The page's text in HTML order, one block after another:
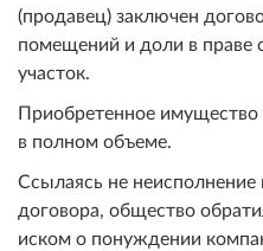
(продавец) заключен
помещений и доли в праве
участок.
Приобретенное
в полном объеме.
Ссылаясь не неисполнение
договора, общество
иском о понуждении